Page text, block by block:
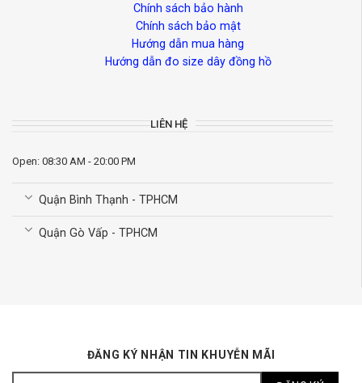
Chính sách bảo hành
Chính sách bảo mật
Hướng dẫn mua hàng
Hướng dẫn đo size dây đồng hồ
LIÊN HỆ
Open: 08:30 AM - 20:00 PM
Quận Bình Thạnh - TPHCM
Quận Gò Vấp - TPHCM
ĐĂNG KÝ NHẬN TIN KHUYỄN MÃI